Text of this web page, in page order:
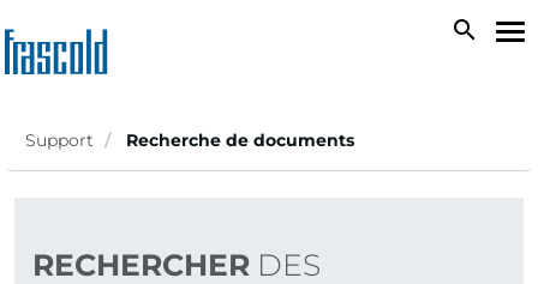
au
contenu
search
Support Recherche de documents
RECHERCHER DES